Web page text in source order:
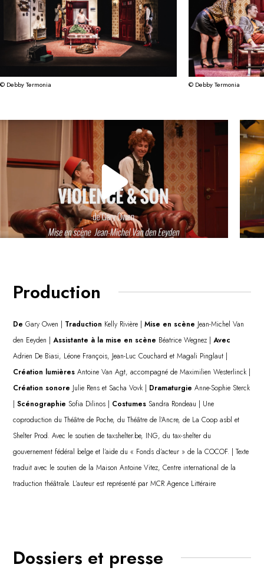
© Debby Termonia © Debby Termonia
Production
De Gary Owen | Traduction Kelly Rivière |Mise en scène Jean-Michel Van
den Eeyden |Assistante à la mise en scène Béatrice Wegnez |Avec
Adrien De Biasi, Léone François, Jean-Luc Couchard et Magali Pinglaut |
Création lumières Antoine Van Agt, accompagné de Maximilien Westerlinck |
Création sonore Julie Rens et Sacha Vovk | Dramaturgie Anne-Sophie Sterck
|Scénographie Sofia Dilinos | Costumes Sandra Rondeau | Une
coproduction du Théâtre de Poche, du Théâtre de l’Ancre, de La Coop asbl et
Shelter Prod. Avec le soutien de taxshelter.be, ING, du tax-shelter du
gouvernement fédéral belge et l’aide du « Fonds d’acteur » de la COCOF. | Texte
traduit avec le soutien de la Maison Antoine Vitez, Centre international de la
traduction théâtrale. L’auteur est représenté par MCR Agence Littéraire
Dossiers et presse